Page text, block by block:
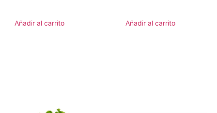
Añadir al carrito Añadir al carrito